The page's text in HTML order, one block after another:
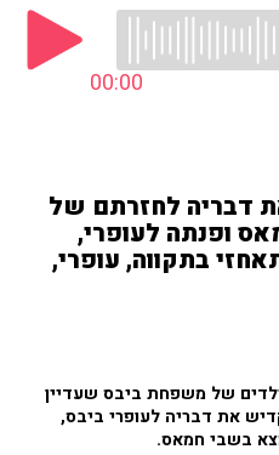
00:00
דבריה לחזרתם של
ופנתה לעופרי,
בתקווה, עופרי,
של משפחת ביבס שעדיין
את דבריה לעופרי ביבס,
בשבי חמאס.